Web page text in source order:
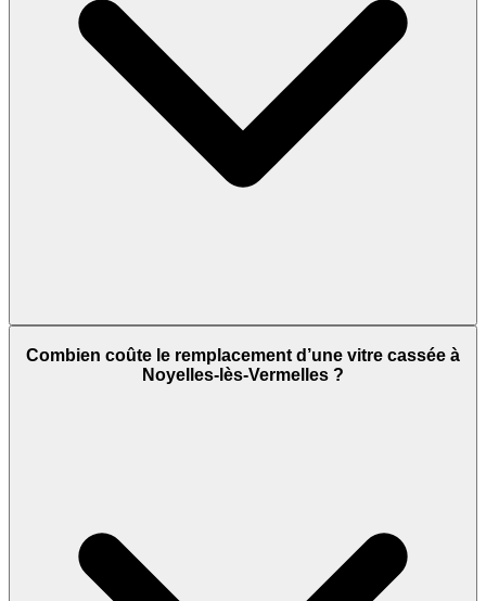
Combien coûte le remplacement d’une vitre cassée à
Noyelles-lès-Vermelles ?